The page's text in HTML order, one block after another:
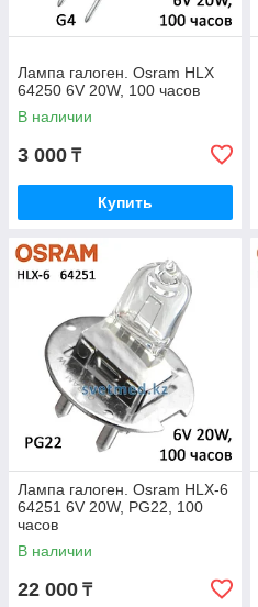
Лампа галоген. Osram HLX
64250 6V 20W, 100 часов
В наличии
3 000 ₸
Купить
Лампа галоген. Osram HLX-6
64251 6V 20W, PG22, 100
часов
В наличии
22 000 ₸